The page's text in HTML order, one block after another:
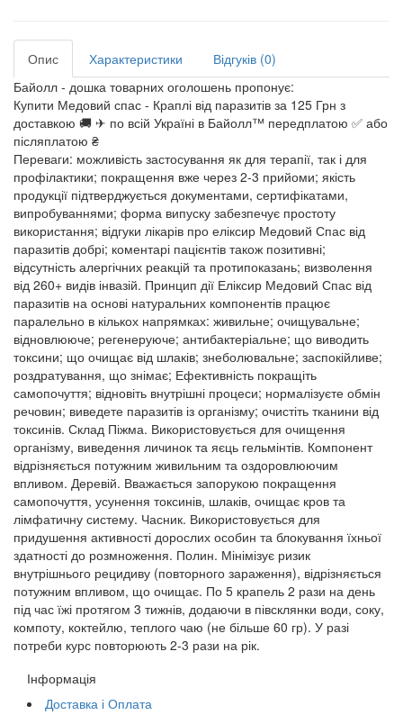
Опис Характеристики
Відгуків (0)
Байолл - дошка товарних оголошень пропонує:
Купити Медовий спас - Краплі від паразитів за 125 Грн з
доставкою 🚚 ✈ по всій Україні в Байолл™ передплатою ✅ або
післяплатою ₴
Переваги: можливість застосування як для терапії, так і для
профілактики; покращення вже через 2-3 прийоми; якість
продукції підтверджується документами, сертифікатами,
випробуваннями; форма випуску забезпечує простоту
використання; відгуки лікарів про еліксир Медовий Спас від
паразитів добрі; коментарі пацієнтів також позитивні;
відсутність алергічних реакцій та протипоказань; визволення
від 260+ видів інвазій. Принцип дії Еліксир Медовий Спас від
паразитів на основі натуральних компонентів працює
паралельно в кількох напрямках: живильне; очищувальне;
відновлююче; регенеруюче; антибактеріальне; що виводить
токсини; що очищає від шлаків; знеболювальне; заспокійливе;
роздратування, що знімає; Ефективність покращіть
самопочуття; відновіть внутрішні процеси; нормалізуєте обмін
речовин; виведете паразитів із організму; очистіть тканини від
токсинів. Склад Піжма. Використовується для очищення
організму, виведення личинок та яєць гельмінтів. Компонент
відрізняється потужним живильним та оздоровлюючим
впливом. Деревій. Вважається запорукою покращення
самопочуття, усунення токсинів, шлаків, очищає кров та
лімфатичну систему. Часник. Використовується для
придушення активності дорослих особин та блокування їхньої
здатності до розмноження. Полин. Мінімізує ризик
внутрішнього рецидиву (повторного зараження), відрізняється
потужним впливом, що очищає. По 5 крапель 2 рази на день
під час їжі протягом 3 тижнів, додаючи в півсклянки води, соку,
компоту, коктейлю, теплого чаю (не більше 60 гр). У разі
потреби курс повторюють 2-3 рази на рік.
Інформація
Доставка і Оплата